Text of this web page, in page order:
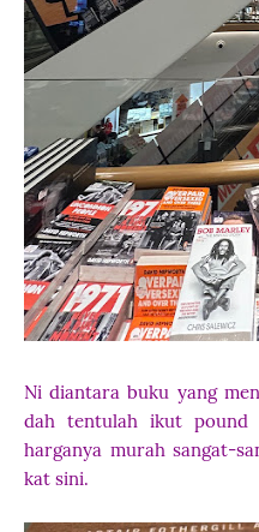
Ni diantara buku yang
dah tentulah ikut
harganya murah sangat-
kat sini.